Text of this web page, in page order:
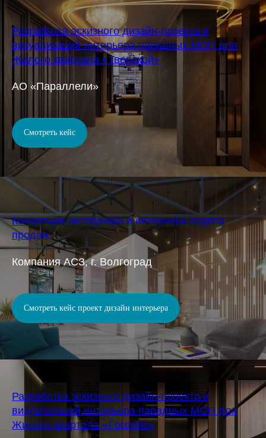
Разработка эскизного дизайн-проекта и
визуализаций интерьера парадных МОП для
Жилого квартала «Тверской»
АО «Параллели»
Смотреть кейс
Концепция экстерьера и интерьера отдела
продаж
Компания АСЗ, г. Волгоград
Смотреть кейс проект дизайн интерьера
Разработка эскизного дизайн-проекта и
визуализаций интерьера парадных МОП для
Жилого квартала «Foreville»